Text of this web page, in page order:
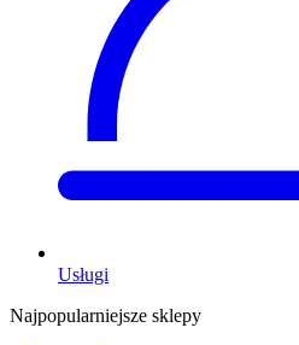
Usługi
Najpopularniejsze sklepy